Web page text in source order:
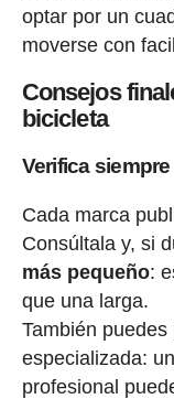
optar por un
moverse con
Consejos
bicicleta
Verifica
Cada marca
Consúltala y, si
más pequeño:
que una larga.
También
especializada:
profesional